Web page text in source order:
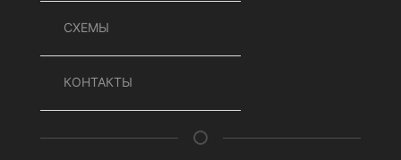
СХЕМЫ
КОНТАКТЫ